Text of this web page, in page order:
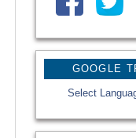
GOOGLE
Select